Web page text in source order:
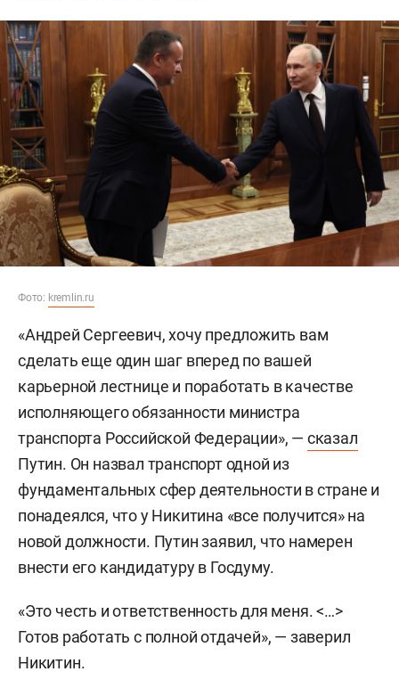
Фото: kremlin.ru
«Андрей Сергеевич, хочу предложить вам
сделать еще один шаг вперед по вашей
карьерной лестнице и поработать в качестве
исполняющего обязанности министра
транспорта Российской Федерации», — сказал
Путин. Он назвал транспорт одной из
фундаментальных сфер деятельности в стране и
понадеялся, что у Никитина «все получится» на
новой должности. Путин заявил, что намерен
внести его кандидатуру в Госдуму.
«Это честь и ответственность для меня. <…>
Готов работать с полной отдачей», — заверил
Никитин.